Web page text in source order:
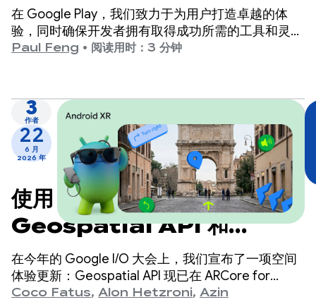
在 Google Play，我们致力于为用户打造卓越的体
验，同时确保开发者拥有取得成功所需的工具和灵活
的应变空间。
Paul Feng • 阅读用时：3 分钟
3
作者
22
6 月
2026 年
使用 Android XR、
Geospatial API 和
Gemini 构建混合现实导游
在今年的 Google I/O 大会上，我们宣布了一项空间
体验更新：Geospatial API 现已在 ARCore for
Jetpack XR 中以预览版的形式提供。
Coco Fatus, Alon Hetzroni, Azin